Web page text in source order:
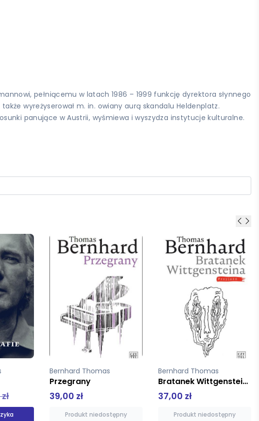
pełniącemu w latach 1986 – 1999 funkcję dyrektora słynnego
wyreżyserował m. in. owiany aurą skandalu Heldenplatz.
panujące w Austrii, wyśmiewa i wyszydza instytucje kulturalne.
Bernhard Thomas
37,00 zł
Produkt niedostępny
Bernhard Thomas
Zdarzenia Naśladowca głosów
42,00 zł
Produkt niedostępny